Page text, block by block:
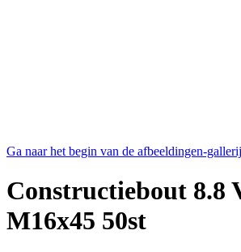
Ga naar het begin van de afbeeldingen-gallerij
Constructiebout 8.8
M16x45 50st